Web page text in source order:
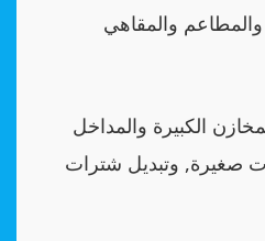
والمطاعم والمقاهي
الكبيرة والمداخل
صغيرة, وتبديل شترات